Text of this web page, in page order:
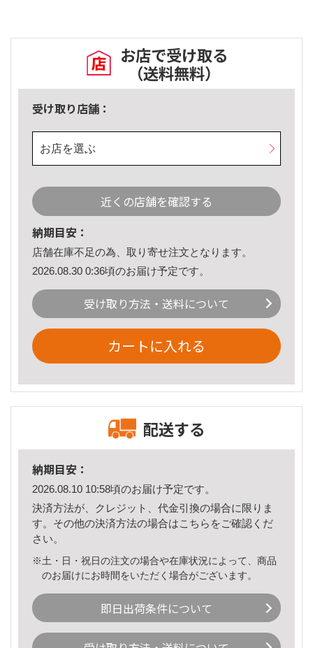
お店で受け取る
（送料無料）
受け取り店舗：
お店を選ぶ
近くの店舗を確認する
納期目安：
店舗在庫不足の為、取り寄せ注文となります。
2026.08.30 0:36頃のお届け予定です。
受け取り方法・送料について
カートに入れる
配送する
納期目安：
2026.08.10 10:58頃のお届け予定です。
決済方法が、クレジット、代金引換の場合に限りま
す。その他の決済方法の場合はこちら をご確認くだ
さい。
※土・日・祝日の注文の場合や在庫状況によって、商品
のお届けにお時間をいただく場合がございます。
即日出荷条件について